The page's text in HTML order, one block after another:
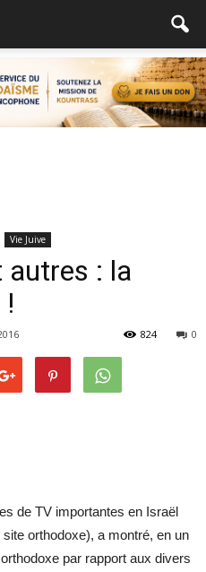
Vie Juive
autres : la
0
824
de TV importantes en Israël
site orthodoxe), a montré, en un
par rapport aux divers